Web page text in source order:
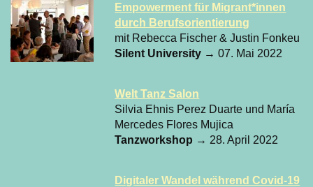
Empowerment für Migrant*innen
durch Berufsorientierung
mit Rebecca Fischer & Justin Fonkeu
Silent University → 07. Mai 2022
Welt Tanz Salon
Silvia Ehnis Perez Duarte und María
Mercedes Flores Mujica
Tanzworkshop → 28. April 2022
Digitaler Wandel während Covid-19